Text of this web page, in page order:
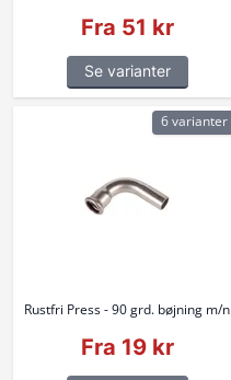
Fra 51 kr
Se varianter
Rustfri Press - 90 grd. bøjning m/n
Fra 19 kr
6 varianter